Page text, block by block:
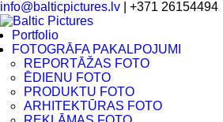
info@balticpictures.lv | +371 26154494
Portfolio
FOTOGRĀFA PAKALPOJUMI
REPORTĀŽAS FOTO
ĒDIENU FOTO
PRODUKTU FOTO
ARHITEKTŪRAS FOTO